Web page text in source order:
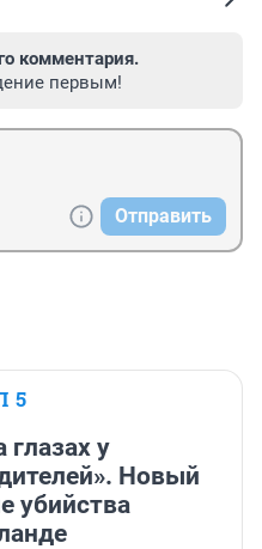
комментария.
первым!
Отправить
5
глазах у
Новый
убийства